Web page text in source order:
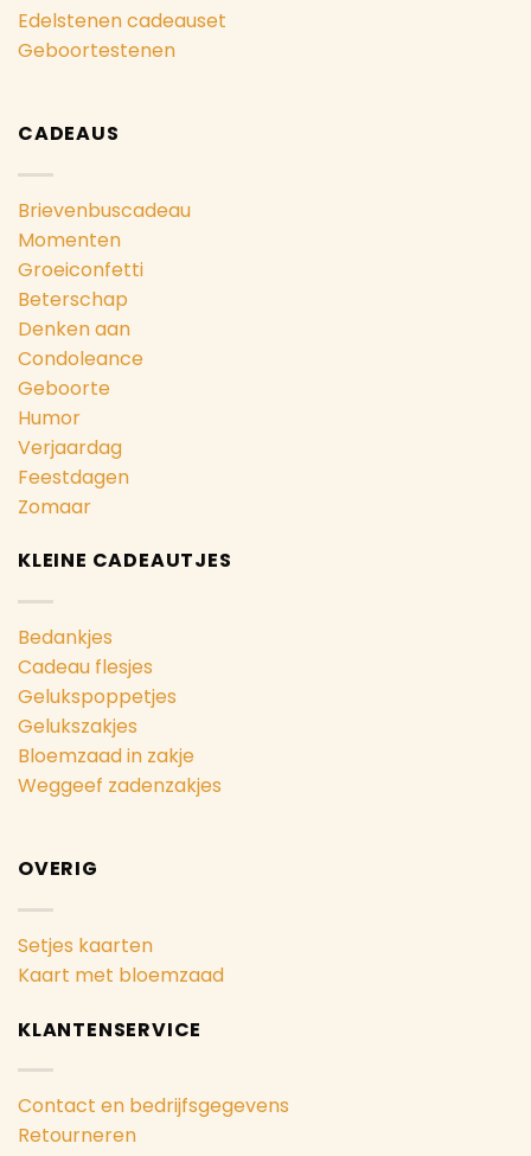
Edelstenen cadeauset
Geboortestenen
CADEAUS
Brievenbuscadeau
Momenten
Groeiconfetti
Beterschap
Denken aan
Condoleance
Geboorte
Humor
Verjaardag
Feestdagen
Zomaar
KLEINE CADEAUTJES
Bedankjes
Cadeau flesjes
Gelukspoppetjes
Gelukszakjes
Bloemzaad in zakje
Weggeef zadenzakjes
OVERIG
Setjes kaarten
Kaart met bloemzaad
KLANTENSERVICE
Contact en bedrijfsgegevens
Retourneren